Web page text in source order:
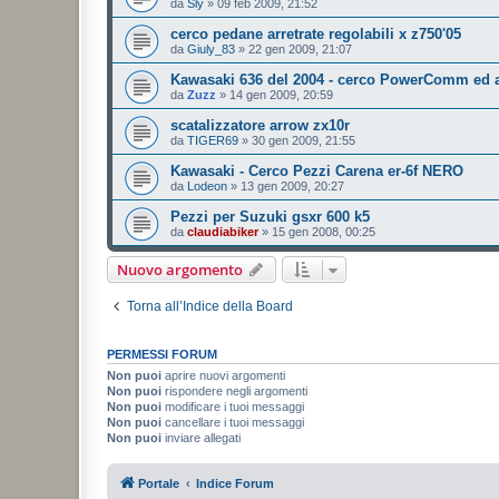
da Sly » 09 feb 2009, 21:52
cerco pedane arretrate regolabili x z750'05
da Giuly_83 » 22 gen 2009, 21:07
Kawasaki 636 del 2004 - cerco PowerComm ed
da Zuzz » 14 gen 2009, 20:59
scatalizzatore arrow zx10r
da TIGER69 » 30 gen 2009, 21:55
Kawasaki - Cerco Pezzi Carena er-6f NERO
da Lodeon » 13 gen 2009, 20:27
Pezzi per Suzuki gsxr 600 k5
da claudiabiker» 15 gen 2008, 00:25
Nuovo argomento
Torna all’Indice della Board
PERMESSI FORUM
Non puoi aprire nuovi argomenti
Non puoi rispondere negli argomenti
Non puoi modificare i tuoi messaggi
Non puoi cancellare i tuoi messaggi
Non puoi inviare allegati
Portale Indice Forum